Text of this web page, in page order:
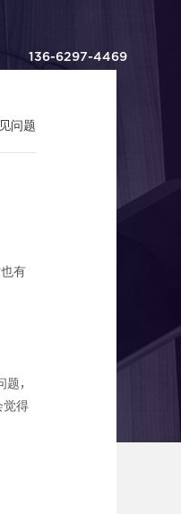
136-6297-4469
问题
有
，
觉得